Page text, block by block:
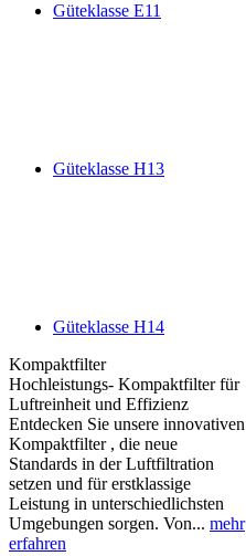
Güteklasse E11
Güteklasse H13
Güteklasse H14
Kompaktfilter
Hochleistungs- Kompaktfilter für
Luftreinheit und Effizienz
Entdecken Sie unsere innovativen
Kompaktfilter , die neue
Standards in der Luftfiltration
setzen und für erstklassige
Leistung in unterschiedlichsten
Umgebungen sorgen. Von... mehr
erfahren